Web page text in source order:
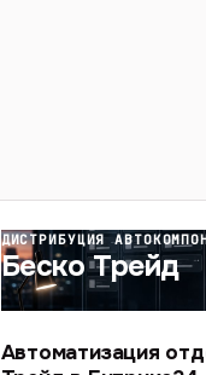
ДИСТРИБУЦИЯ
Беско Трейд
Автоматизация